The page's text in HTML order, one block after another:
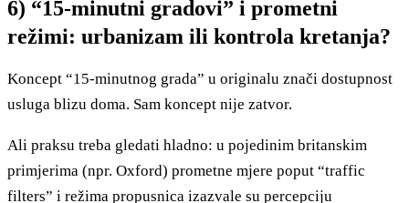
6) “15-minutni gradovi” i prometni
režimi: urbanizam ili kontrola kretanja?
Koncept “15-minutnog grada” u originalu znači dostupnost
usluga blizu doma. Sam koncept nije zatvor.
Ali praksu treba gledati hladno: u pojedinim britanskim
primjerima (npr. Oxford) prometne mjere poput “traffic
filters” i režima propusnica izazvale su percepciju